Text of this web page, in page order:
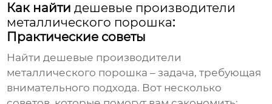
Как найтидешевые производители
металлического порошка:
Практические советы
Найтидешевые производители
металлического порошка – задача, требующая
внимательного подхода. Вот несколько